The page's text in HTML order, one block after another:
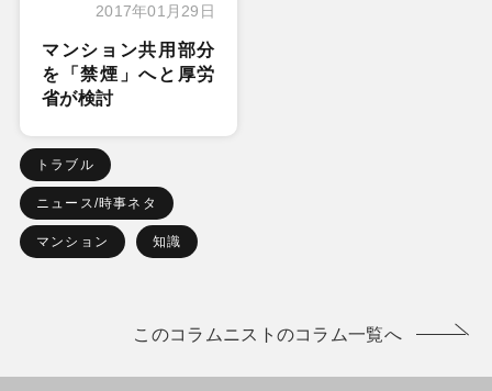
2017年01月29日
マンション共用部分
を「禁煙」へと厚労
省が検討
トラブル
ニュース/時事ネタ
マンション 知識
このコラムニストのコラム一覧へ